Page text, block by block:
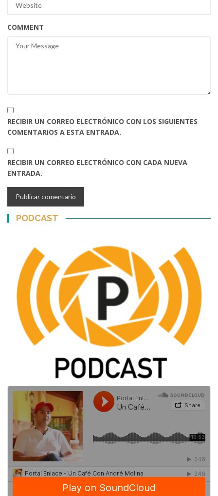
COMMENT
RECIBIR UN CORREO ELECTRÓNICO CON LOS SIGUIENTES
COMENTARIOS A ESTA ENTRADA.
RECIBIR UN CORREO ELECTRÓNICO CON CADA NUEVA
ENTRADA.
PODCAST